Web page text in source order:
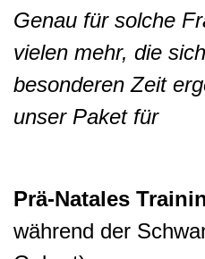
Genau für solche
vielen mehr, die
besonderen Zeit
unser Paket für
Prä-Natales
während der